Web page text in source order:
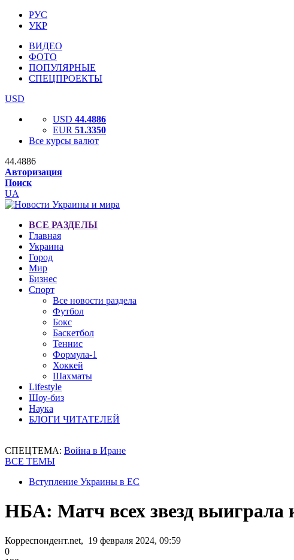
РУС
УКР
ВИДЕО
ФОТО
ПОПУЛЯРНЫЕ
СПЕЦПРОЕКТЫ
USD
USD 44.4886
EUR 51.3350
Все курсы валют
44.4886
Авторизация
Поиск
UA
ВСЕ РАЗДЕЛЫ
Главная
Украина
Город
Мир
Бизнес
Спорт
Все новости раздела
Футбол
Бокс
Баскетбол
Теннис
Формула-1
Хоккей
Шахматы
Lifestyle
Шоу-биз
Наука
БЛОГИ ЧИТАТЕЛЕЙ
СПЕЦТЕМА: Война в Иране
ВСЕ ТЕМЫ
Вступление Украины в ЕС
НБА: Матч всех звезд выиграла
Корреспондент.net, 19 февраля 2024, 09:59
0